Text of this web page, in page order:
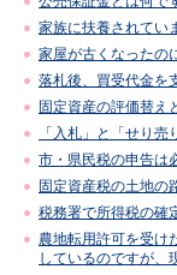
家族に扶養されてい
家屋が古くなったの
落札後、買受代金を
固定資産の評価替え
「入札」と「せり
市・県民税の申告は
固定資産税の土地の
税務署で所得税の確
農地転用許可を受け
しているのですが、